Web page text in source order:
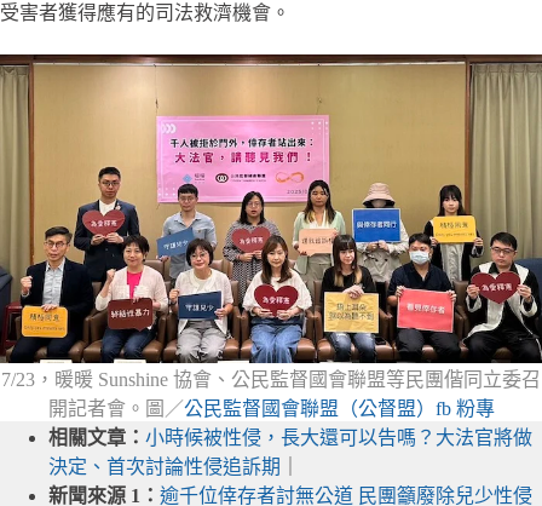
受害者獲得應有的司法救濟機會。
7/23，暖暖 Sunshine 協會、公民監督國會聯盟等民團偕同立委召
開記者會。圖／公民監督國會聯盟（公督盟）fb 粉專
相關文章： 小時候被性侵，長大還可以告嗎？大法官將做
決定、首次討論性侵追訴期
新聞來源 1： 逾千位倖存者討無公道 民團籲廢除兒少性侵